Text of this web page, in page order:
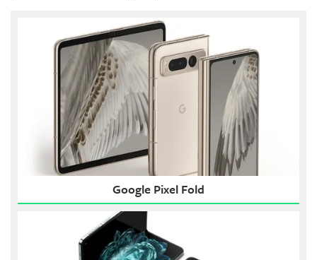
Google Pixel Fold